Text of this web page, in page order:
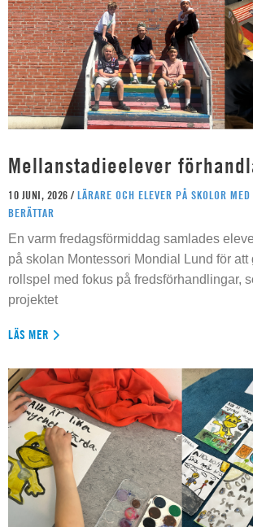
Mellanstadieelever
10 JUNI, 2026 / LÄRARE OCH ELEVER PÅ SKOLOR MED
BERÄTTAR
En varm fredagsförmiddag samlades
på skolan Montessori Mondial Lund för att
rollspel med fokus på fredsförhandlingar,
projektet
LÄS MER